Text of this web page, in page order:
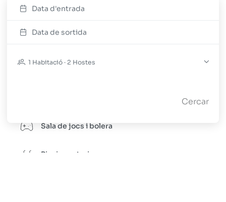
Data d'entrada
Data de sortida
1 Habitació · 2 Hostes
Cercar
Pàrquing
Sala de jocs i bolera
Piscina exterior